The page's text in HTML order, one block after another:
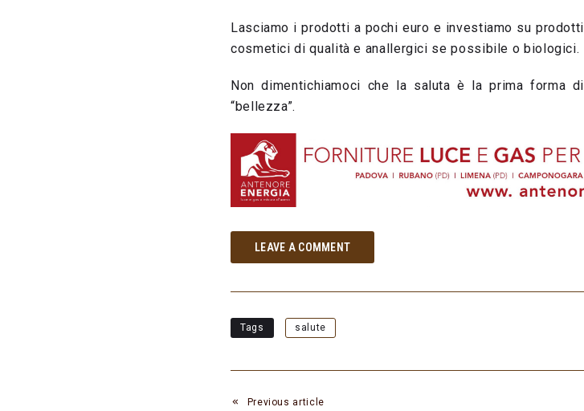
Lasciamo i prodotti a pochi euro e investiamo su prodotti
cosmetici di qualità e anallergici se possibile o biologici.
Non dimentichiamoci che la saluta è la prima forma di
“bellezza”.
LEAVE A COMMENT
Tags salute
Previous article